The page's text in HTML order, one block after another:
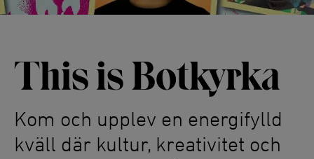
This is Botkyrka
Kom och upplev en energifylld
kväll där kultur, kreativitet och